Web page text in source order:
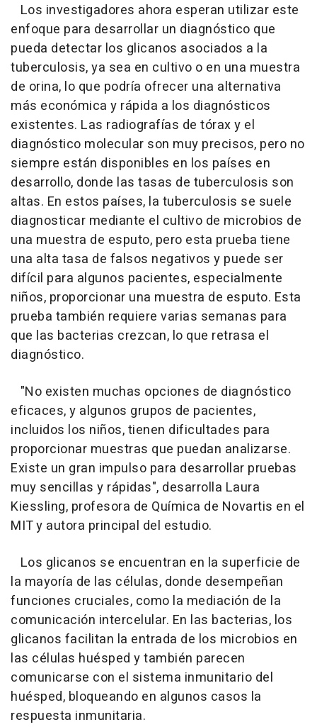
Los investigadores ahora esperan utilizar este
enfoque para desarrollar un diagnóstico que
pueda detectar los glicanos asociados a la
tuberculosis, ya sea en cultivo o en una muestra
de orina, lo que podría ofrecer una alternativa
más económica y rápida a los diagnósticos
existentes. Las radiografías de tórax y el
diagnóstico molecular son muy precisos, pero no
siempre están disponibles en los países en
desarrollo, donde las tasas de tuberculosis son
altas. En estos países, la tuberculosis se suele
diagnosticar mediante el cultivo de microbios de
una muestra de esputo, pero esta prueba tiene
una alta tasa de falsos negativos y puede ser
difícil para algunos pacientes, especialmente
niños, proporcionar una muestra de esputo. Esta
prueba también requiere varias semanas para
que las bacterias crezcan, lo que retrasa el
diagnóstico.
"No existen muchas opciones de diagnóstico
eficaces, y algunos grupos de pacientes,
incluidos los niños, tienen dificultades para
proporcionar muestras que puedan analizarse.
Existe un gran impulso para desarrollar pruebas
muy sencillas y rápidas", desarrolla Laura
Kiessling, profesora de Química de Novartis en el
MIT y autora principal del estudio.
Los glicanos se encuentran en la superficie de
la mayoría de las células, donde desempeñan
funciones cruciales, como la mediación de la
comunicación intercelular. En las bacterias, los
glicanos facilitan la entrada de los microbios en
las células huésped y también parecen
comunicarse con el sistema inmunitario del
huésped, bloqueando en algunos casos la
respuesta inmunitaria.